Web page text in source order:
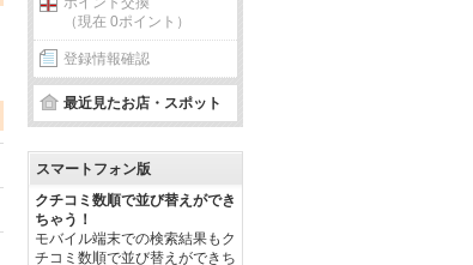
（現在 0ポイント）
登録情報確認
最近見たお店・スポット
スマートフォン版
クチコミ数順で並び替えができ
ちゃう！
モバイル端末での検索結果もク
チコミ数順で並び替えができち